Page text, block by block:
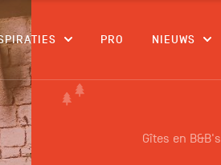
PRO NIEUWS
Gîtes en B&B's